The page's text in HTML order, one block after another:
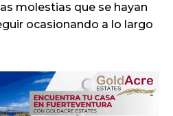
molestias que se hayan
ocasionando a lo largo